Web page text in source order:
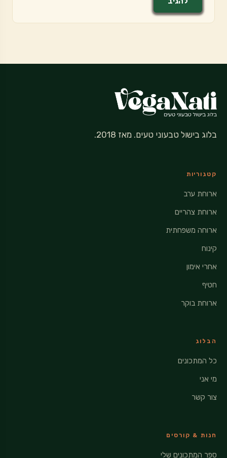
בלוג בישול טבעוני טעים. מאז 2018.
קטגוריות
ארוחת ערב
ארוחת צהריים
ארוחה משפחתית
קינוח
אחרי אימון
חטיף
ארוחת בוקר
הבלוג
כל המתכונים
מי אני
צור קשר
חנות & קורסים
ספר המתכונים שלי